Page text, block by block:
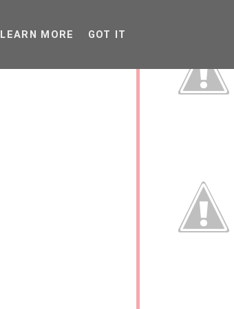
LEARN MORE GOT IT